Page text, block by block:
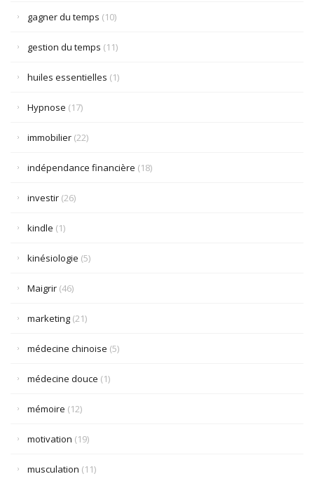
gagner du temps (10)
gestion du temps (11)
huiles essentielles (1)
Hypnose (17)
immobilier (22)
indépendance financière (18)
investir (26)
kindle (1)
kinésiologie (5)
Maigrir (46)
marketing (21)
médecine chinoise (5)
médecine douce (1)
mémoire (12)
motivation (19)
musculation (11)